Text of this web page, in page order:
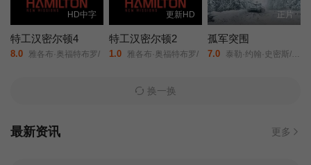
HD中字
特工汉密尔顿4
8.0 雅各布·奥福特布罗/
更新HD
特工汉密尔顿2
1.0 雅各布·奥福特布罗/
正片
孤军突围
7.0 泰勒·约翰·史密斯/阿塔纳斯·斯雷布雷夫/斯科特·伊斯特伍德/阿尔菲·斯图尔特/科林·汉克斯/洛恩·麦克菲登/卡洛琳·佩特/丹尼尔·罗德里戈兹/安洁纽·艾莉丝-泰勒/洛朗·莫雷尔/蒂莫西·布洛尔/
换一换
最新资讯 更多